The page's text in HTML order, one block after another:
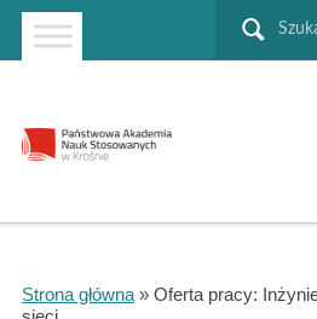
Strona główna
Przejdź do wyszukiwarki
Przejdź do menu głównego
Szukaj:
Strona główna» Oferta pracy: